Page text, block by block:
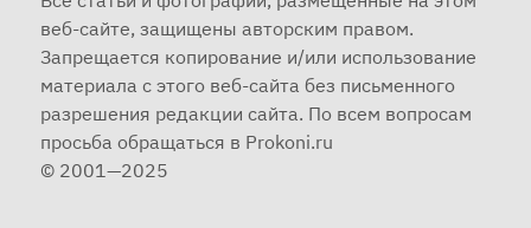
веб-сайте, защищены авторским правом.
Запрещается копирование и/или использование
материала с этого веб-сайта без письменного
разрешения редакции сайта. По всем вопросам
просьба обращаться в Prokoni.ru
© 2001—2025